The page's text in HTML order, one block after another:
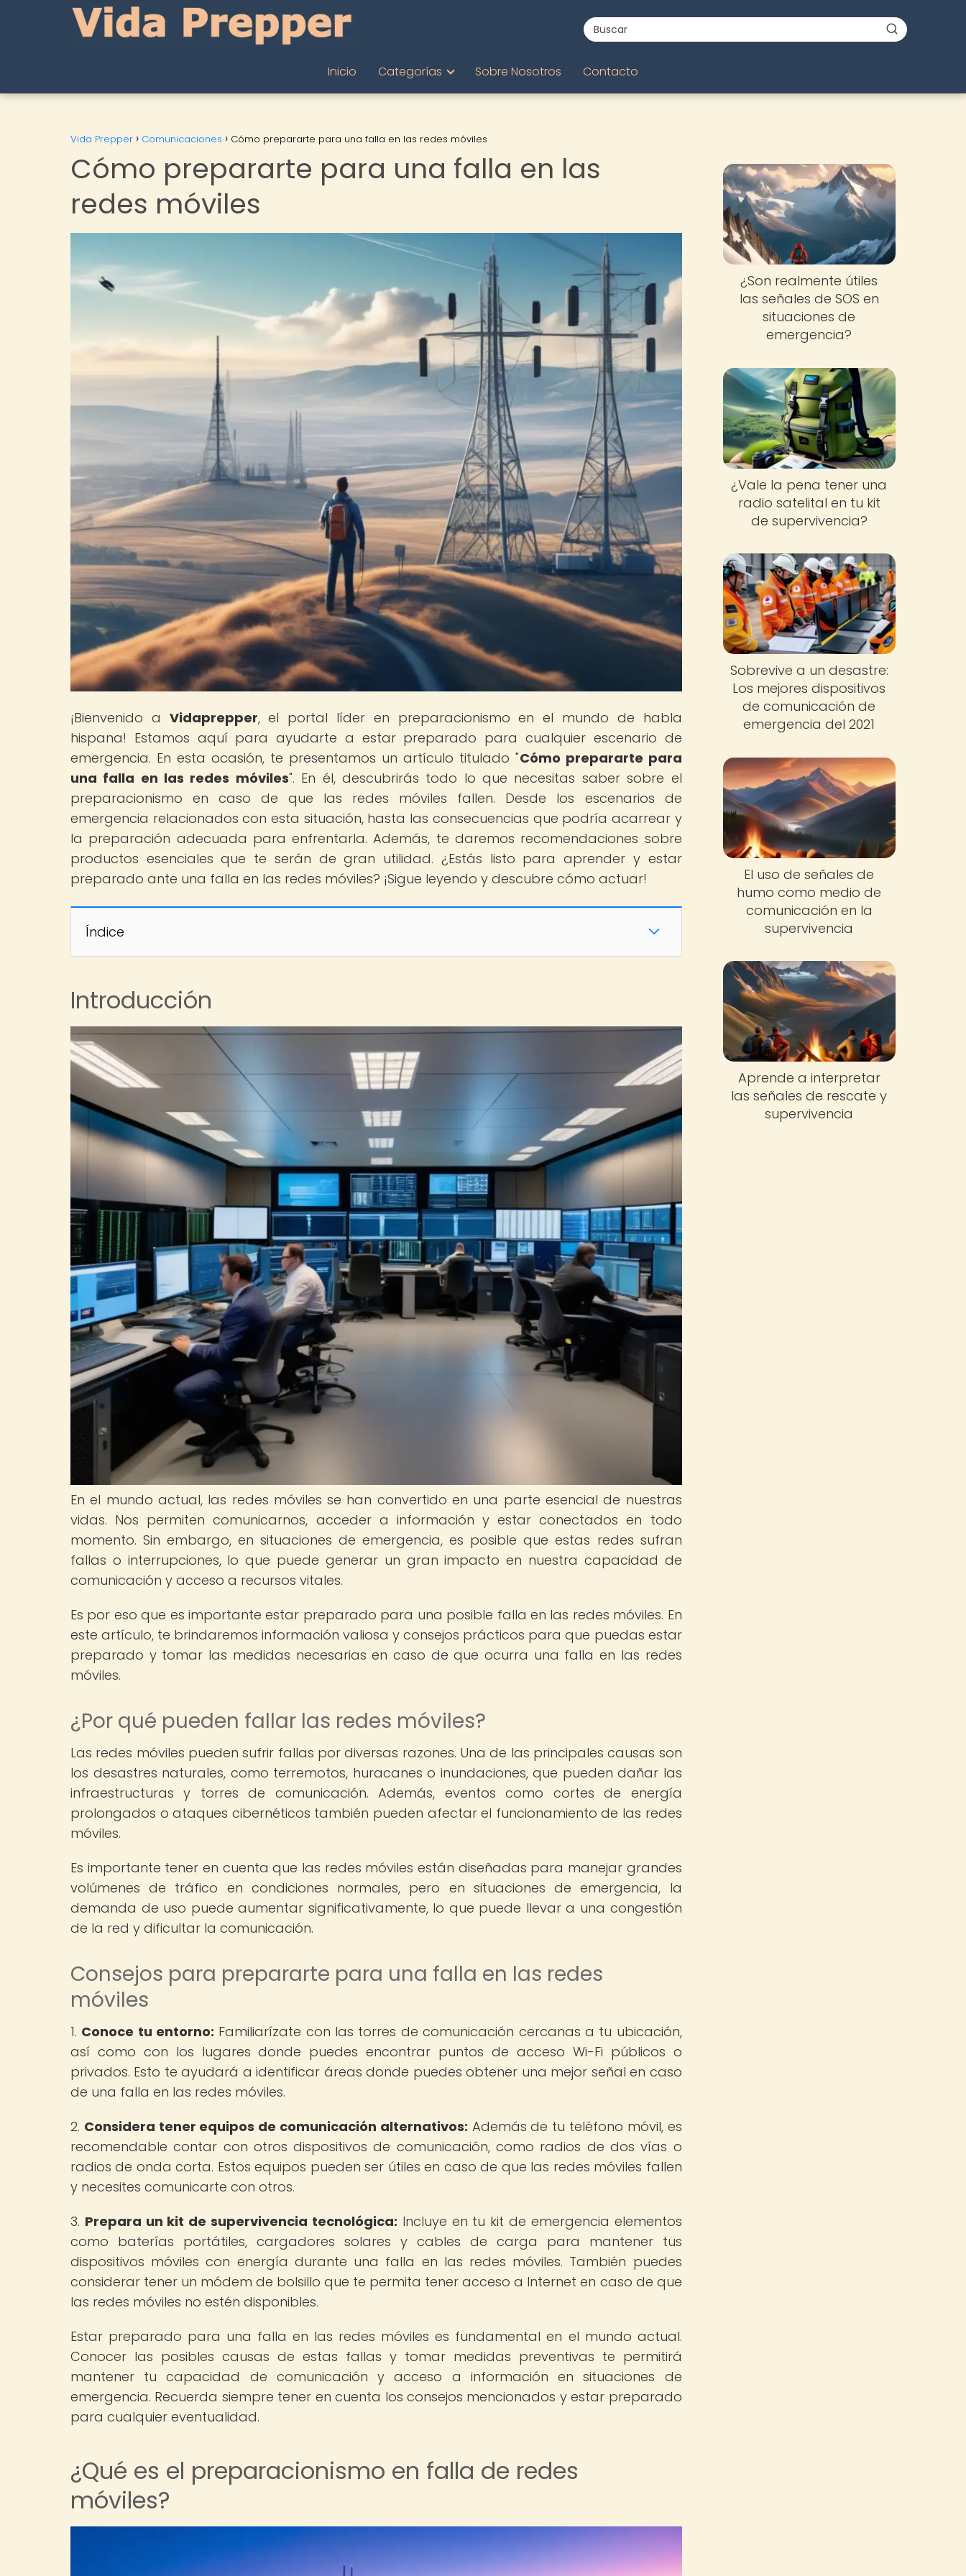
Inicio Categorías Sobre Nosotros Contacto
Vida Prepper Comunicaciones Cómo prepararte para una falla en las redes móviles
Cómo prepararte para una falla en las
redes móviles
¡Bienvenido a Vidaprepper, el portal líder en preparacionismo en el mundo de habla
hispana! Estamos aquí para ayudarte a estar preparado para cualquier escenario de
emergencia. En esta ocasión, te presentamos un artículo titulado "Cómo prepararte para
una falla en las redes móviles". En él, descubrirás todo lo que necesitas saber sobre el
preparacionismo en caso de que las redes móviles fallen. Desde los escenarios de
emergencia relacionados con esta situación, hasta las consecuencias que podría acarrear y
la preparación adecuada para enfrentarla. Además, te daremos recomendaciones sobre
productos esenciales que te serán de gran utilidad. ¿Estás listo para aprender y estar
preparado ante una falla en las redes móviles? ¡Sigue leyendo y descubre cómo actuar!
Índice
Introducción
En el mundo actual, las redes móviles se han convertido en una parte esencial de nuestras
vidas. Nos permiten comunicarnos, acceder a información y estar conectados en todo
momento. Sin embargo, en situaciones de emergencia, es posible que estas redes sufran
fallas o interrupciones, lo que puede generar un gran impacto en nuestra capacidad de
comunicación y acceso a recursos vitales.
Es por eso que es importante estar preparado para una posible falla en las redes móviles. En
este artículo, te brindaremos información valiosa y consejos prácticos para que puedas estar
preparado y tomar las medidas necesarias en caso de que ocurra una falla en las redes
móviles.
¿Por qué pueden fallar las redes móviles?
Las redes móviles pueden sufrir fallas por diversas razones. Una de las principales causas son
los desastres naturales, como terremotos, huracanes o inundaciones, que pueden dañar las
infraestructuras y torres de comunicación. Además, eventos como cortes de energía
prolongados o ataques cibernéticos también pueden afectar el funcionamiento de las redes
móviles.
Es importante tener en cuenta que las redes móviles están diseñadas para manejar grandes
volúmenes de tráfico en condiciones normales, pero en situaciones de emergencia, la
demanda de uso puede aumentar significativamente, lo que puede llevar a una congestión
de la red y dificultar la comunicación.
Consejos para prepararte para una falla en las redes
móviles
1. Conoce tu entorno: Familiarízate con las torres de comunicación cercanas a tu ubicación,
así como con los lugares donde puedes encontrar puntos de acceso Wi-Fi públicos o
privados. Esto te ayudará a identificar áreas donde puedes obtener una mejor señal en caso
de una falla en las redes móviles.
2. Considera tener equipos de comunicación alternativos: Además de tu teléfono móvil, es
recomendable contar con otros dispositivos de comunicación, como radios de dos vías o
radios de onda corta. Estos equipos pueden ser útiles en caso de que las redes móviles fallen
y necesites comunicarte con otros.
3. Prepara un kit de supervivencia tecnológica: Incluye en tu kit de emergencia elementos
como baterías portátiles, cargadores solares y cables de carga para mantener tus
dispositivos móviles con energía durante una falla en las redes móviles. También puedes
considerar tener un módem de bolsillo que te permita tener acceso a Internet en caso de que
las redes móviles no estén disponibles.
Estar preparado para una falla en las redes móviles es fundamental en el mundo actual.
Conocer las posibles causas de estas fallas y tomar medidas preventivas te permitirá
mantener tu capacidad de comunicación y acceso a información en situaciones de
emergencia. Recuerda siempre tener en cuenta los consejos mencionados y estar preparado
para cualquier eventualidad.
¿Qué es el preparacionismo en falla de redes
móviles?
¿Son realmente útiles
las señales de SOS en
situaciones de
emergencia?
¿Vale la pena tener una
radio satelital en tu kit
de supervivencia?
Sobrevive a un desastre:
Los mejores dispositivos
de comunicación de
emergencia del 2021
El uso de señales de
humo como medio de
comunicación en la
supervivencia
Aprende a interpretar
las señales de rescate y
supervivencia